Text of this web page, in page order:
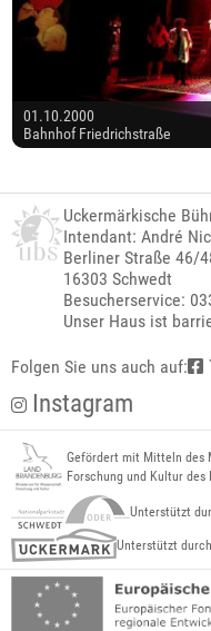
01.10.2000
Bahnhof Friedrichstraße
Uckermärkische
Intendant: André
Berliner Straße 46/
16303 Schwedt
Besucherservice:
Unser Haus ist
Folgen Sie uns auch auf:
Instagram
Gefördert mit Mitteln des
Forschung und Kultur des
Unterstützt
Unterstützt